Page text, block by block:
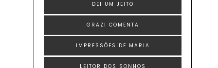
DEI UM JEITO
GRAZI COMENTA
IMPRESSÕES DE MARIA
LEITOR DOS SONHOS